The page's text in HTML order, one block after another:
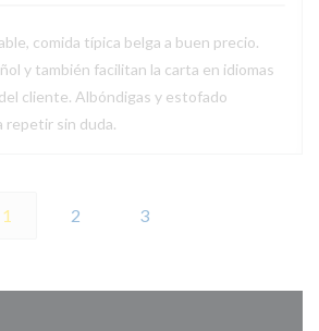
comida típica belga a buen precio.
y también facilitan la carta en idiomas
cliente. Albóndigas y estofado
repetir sin duda.
1 2 3